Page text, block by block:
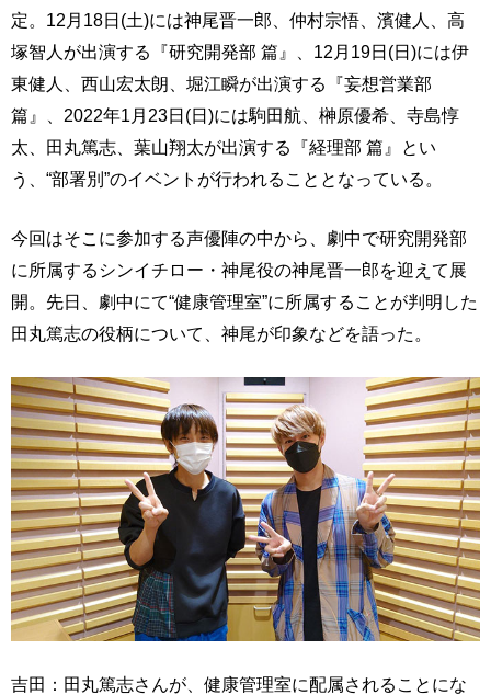
定。12月18日(土)には神尾晋一郎、仲村宗悟、濱健人、高
塚智人が出演する『研究開発部 篇』、12月19日(日)には伊
東健人、西山宏太朗、堀江瞬が出演する『妄想営業部
篇』、2022年1月23日(日)には駒田航、榊原優希、寺島惇
太、田丸篤志、葉山翔太が出演する『経理部 篇』とい
う、“部署別”のイベントが行われることとなっている。
今回はそこに参加する声優陣の中から、劇中で研究開発部
に所属するシンイチロー・神尾役の神尾晋一郎を迎えて展
開。先日、劇中にて“健康管理室”に所属することが判明した
田丸篤志の役柄について、神尾が印象などを語った。
吉田：田丸篤志さんが、健康管理室に配属されることにな